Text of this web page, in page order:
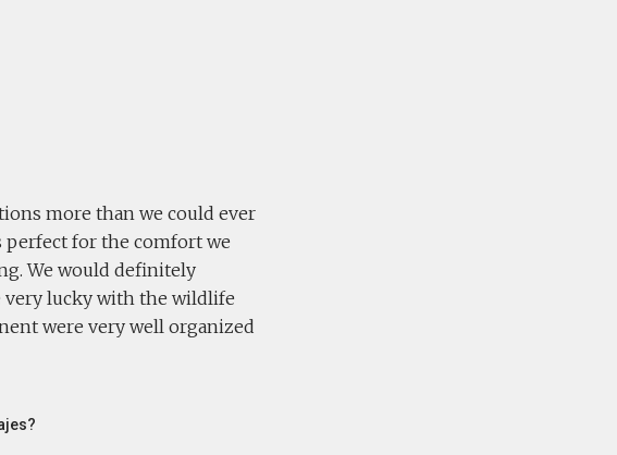
more than we could ever
perfect for the comfort we
We would definitely
very lucky with the wildlife
were very well organized